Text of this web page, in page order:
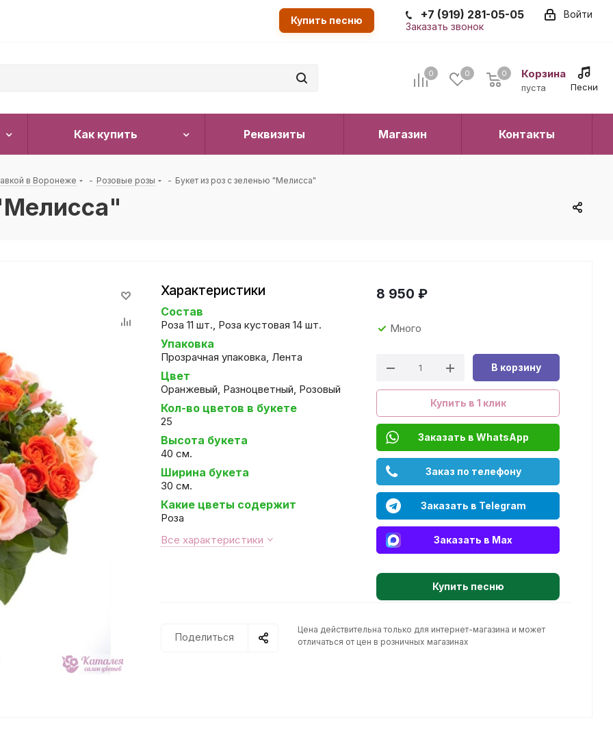
Войти
+7 (919) 281-05-05
Заказать звонок
Купить песню
0 0 Корзина
0
пуста
0
Песни
Как купить Реквизиты Магазин Контакты
в Воронеже - Розовые розы - Букет из роз с зеленью "Мелисса"
Характеристики
Состав
Роза 11 шт., Роза кустовая 14 шт.
Упаковка
Прозрачная упаковка, Лента
Цвет
Оранжевый, Разноцветный, Розовый
Кол-во цветов в букете
25
Высота букета
40 см.
Ширина букета
30 см.
Какие цветы содержит
Роза
Все характеристики
8 950 ₽
Много
В корзину
Купить в 1 клик
Заказать в WhatsApp
Заказ по телефону
Заказать в Telegram
Заказать в Max
Купить песню
Поделиться
Цена действительна только для интернет-магазина и может
отличаться от цен в розничных магазинах